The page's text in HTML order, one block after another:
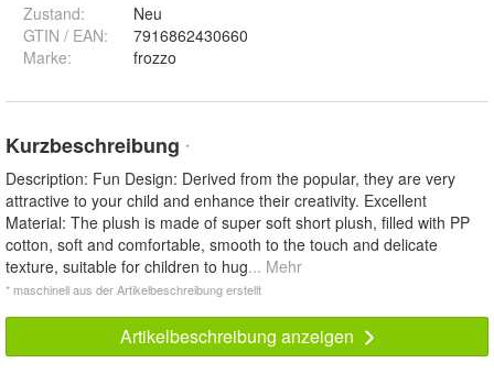
Zustand:
Neu
GTIN / EAN:
7916862430660
Marke:
frozzo
Kurzbeschreibung *
Description: Fun Design: Derived from the popular, they are very
attractive to your child and enhance their creativity. Excellent
Material: The plush is made of super soft short plush, filled with PP
cotton, soft and comfortable, smooth to the touch and delicate
texture, suitable for children to hug... Mehr
* maschinell aus der Artikelbeschreibung erstellt
Artikelbeschreibung anzeigen